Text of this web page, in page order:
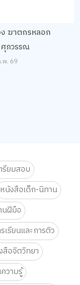
ฆาตกรหลอก
ศุภวรรณ
พ. 69
รียมสอบ
หนังสือเด็ก-นิทาน
นฝีมือ
เรียนและการติว
สือจิตวิทยา
วามรู้